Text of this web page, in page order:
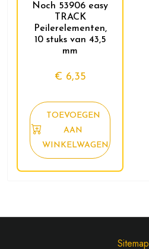
Noch 53906 easy
TRACK
Peilerelementen,
10 stuks van 43,5
mm
€ 6,35
TOEVOEGEN
AAN
WINKELWAGEN
Sitemap